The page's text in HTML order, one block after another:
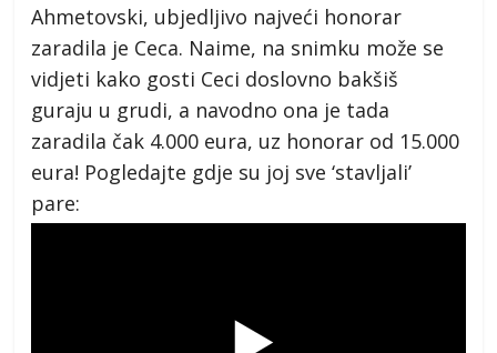
Ahmetovski, ubjedljivo najveći honorar
zaradila je Ceca. Naime, na snimku može se
vidjeti kako gosti Ceci doslovno bakšiš
guraju u grudi, a navodno ona je tada
zaradila čak 4.000 eura, uz honorar od 15.000
eura! Pogledajte gdje su joj sve ‘stavljali’
pare: